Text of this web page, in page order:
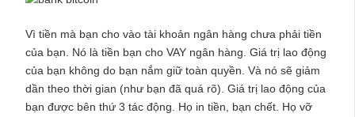
Vì tiền mà bạn cho vào tài khoản ngân hàng chưa phải tiền
của bạn. Nó là tiền bạn cho VAY ngân hàng. Giá trị lao động
của bạn không do bạn nắm giữ toàn quyền. Và nó sẽ giảm
dần theo thời gian (như bạn đã quá rõ). Giá trị lao động của
bạn được bên thứ 3 tác động. Họ in tiền, bạn chết. Họ vỡ